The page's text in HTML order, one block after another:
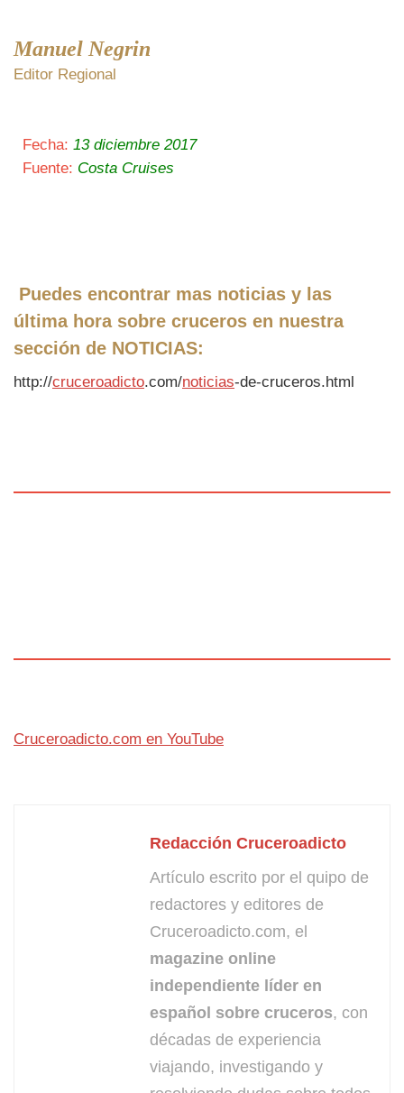
Manuel Negrin
Editor Regional
Fecha: 13 diciembre 2017
Fuente: Costa Cruises
Puedes encontrar mas noticias y las
última hora sobre cruceros en nuestra
sección de NOTICIAS:
http://cruceroadicto.com/noticias-de-cruceros.html
Cruceroadicto.com en YouTube
Redacción Cruceroadicto
Artículo escrito por el quipo de
redactores y editores de
Cruceroadicto.com, el
magazine online
independiente líder en
español sobre cruceros, con
décadas de experiencia
viajando, investigando y